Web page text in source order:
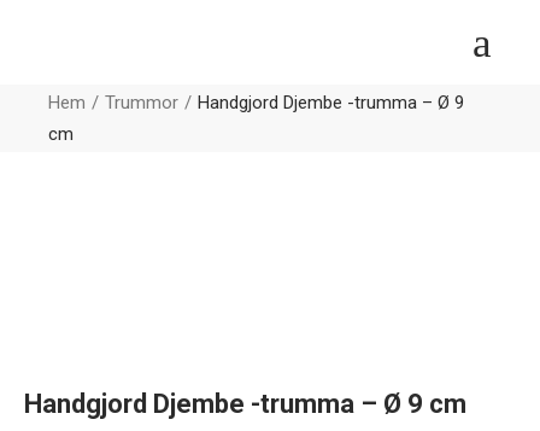
Hem Trummor
Handgjord Djembe -trumma – Ø 9
cm
Handgjord Djembe -trumma – Ø 9 cm